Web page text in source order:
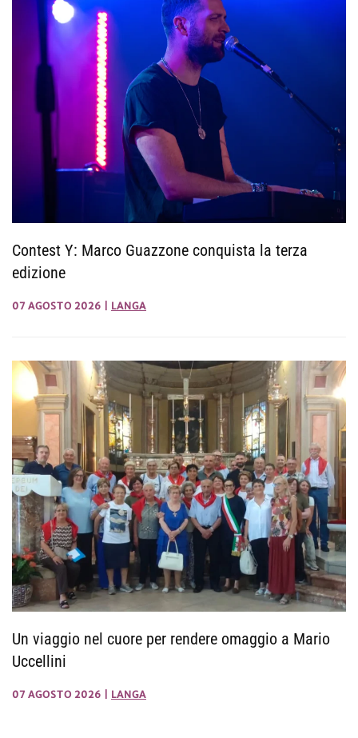
Contest Y: Marco Guazzone conquista la terza
edizione
07 AGOSTO 2026 LANGA
Un viaggio nel cuore per rendere omaggio a Mario
Uccellini
07 AGOSTO 2026 LANGA